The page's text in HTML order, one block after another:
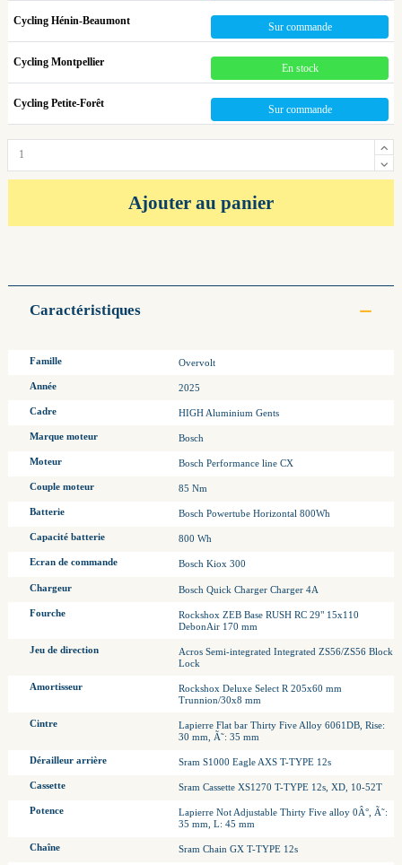
Cycling Hénin-Beaumont Sur commande
Cycling Montpellier En stock
Cycling Petite-Forêt Sur commande
Ajouter au panier
Caractéristiques
Famille Overvolt
Année 2025
Cadre HIGH Aluminium Gents
Marque moteur Bosch
Moteur Bosch Performance line CX
Couple moteur 85 Nm
Batterie Bosch Powertube Horizontal 800Wh
Capacité batterie 800 Wh
Ecran de commande Bosch Kiox 300
Chargeur Bosch Quick Charger Charger 4A
Fourche
Rockshox ZEB Base RUSH RC 29" 15x110
DebonAir 170 mm
Jeu de direction
Acros Semi-integrated Integrated ZS56/ZS56 Block
Lock
Amortisseur
Rockshox Deluxe Select R 205x60 mm
Trunnion/30x8 mm
Cintre
Lapierre Flat bar Thirty Five Alloy 6061DB, Rise:
30 mm, Ã˜: 35 mm
Dérailleur arrière Sram S1000 Eagle AXS T-TYPE 12s
Cassette Sram Cassette XS1270 T-TYPE 12s, XD, 10-52T
Potence
Lapierre Not Adjustable Thirty Five alloy 0Â°, Ã˜:
35 mm, L: 45 mm
Chaîne Sram Chain GX T-TYPE 12s